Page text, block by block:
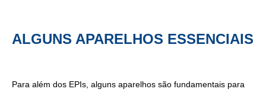
ALGUNS APARELHOS ESSENCIAIS
Para além dos EPIs, alguns aparelhos são fundamentais para